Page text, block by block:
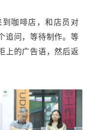
咖啡店，和店员对
追问，等待制作。等
上的广告语，然后返